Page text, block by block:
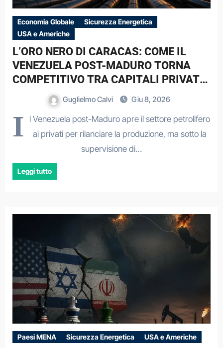
Economia Globale
Sicurezza Energetica
USA e Americhe
L’ORO NERO DI CARACAS: COME IL
VENEZUELA POST-MADURO TORNA
COMPETITIVO TRA CAPITALI PRIVATI
E VINCOLI ESTERNI
Guglielmo Calvi Giu 8, 2026
I
l Venezuela post-Maduro apre il settore petrolifero
ai privati per rilanciare la produzione, ma sotto la
supervisione di…
Leggi tutto
Paesi MENA Sicurezza Energetica USA e Americhe